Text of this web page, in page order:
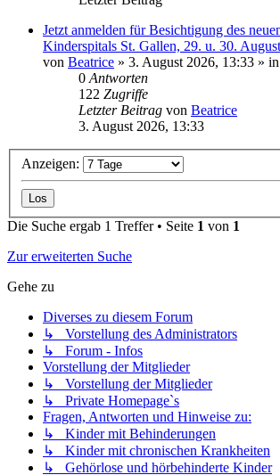
Jetzt anmelden für Besichtigung des
Kinderspitals St. Gallen, 29. u. 30.
von Beatrice » 3. August 2026, 13:33 » in
0 Antworten
122 Zugriffe
Letzter Beitrag von Beatrice
3. August 2026, 13:33
Anzeigen:
Die Suche ergab 1 Treffer • Seite 1 von 1
Zur erweiterten Suche
Gehe zu
Diverses zu diesem Forum
↳ Vorstellung des Administrators
↳ Forum - Infos
Vorstellung der Mitglieder
↳ Vorstellung der Mitglieder
↳ Private Homepage`s
Fragen, Antworten und Hinweise zu:
↳ Kinder mit Behinderungen
↳ Kinder mit chronischen Krankheiten
↳ Gehörlose und hörbehinderte Kinder